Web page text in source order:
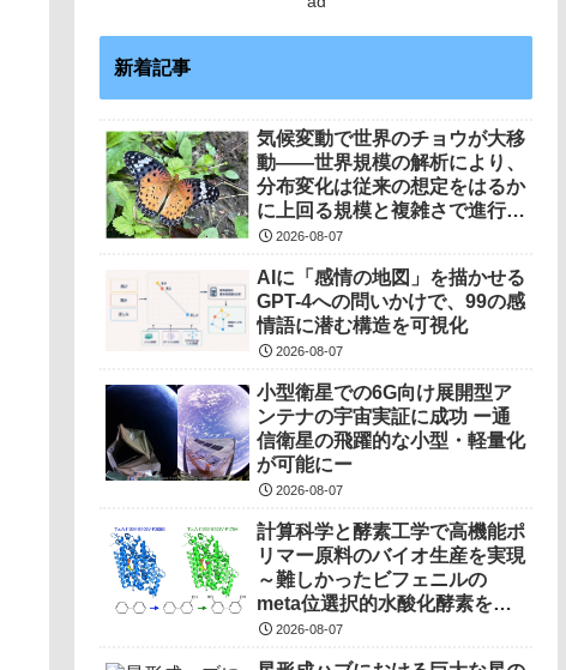
新着記事
気候変動で世界のチョウが大移
動――世界規模の解析により、
分布変化は従来の想定をはるか
に上回る規模と複雑さで進行し
ていることを解明――
2026-08-07
AIに「感情の地図」を描かせる
GPT-4への問いかけで、99の感
情語に潜む構造を可視化
2026-08-07
小型衛星での6G向け展開型ア
ンテナの宇宙実証に成功 ー通
信衛星の飛躍的な小型・軽量化
が可能にー
2026-08-07
計算科学と酵素工学で高機能ポ
リマー原料のバイオ生産を実現
～難しかったビフェニルの
meta位選択的水酸化酵素を開
発～2026-08-07